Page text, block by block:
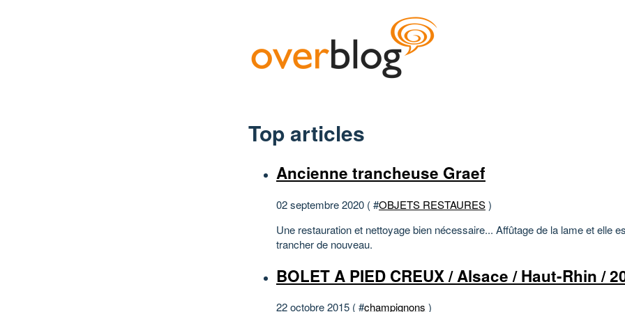
Top articles
Ancienne trancheuse Graef
02 septembre 2020 ( #OBJETS RESTAURES)
Une restauration et nettoyage bien nécessaire... Affûtage de la lame et elle
trancher de nouveau.
BOLET A PIED CREUX / Alsace / Haut-Rhin /
22 octobre 2015 ( #champignons )